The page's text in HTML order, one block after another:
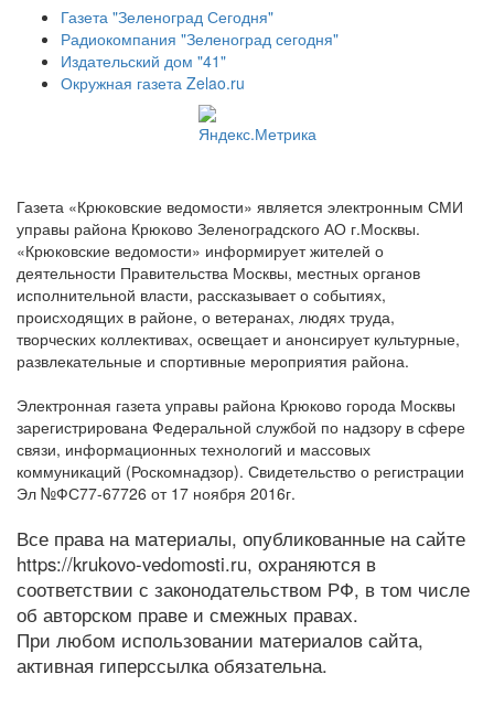
Газета "Зеленоград Сегодня"
Радиокомпания "Зеленоград сегодня"
Издательский дом "41"
Окружная газета Zelao.ru
Газета «Крюковские ведомости» является электронным СМИ
управы района Крюково Зеленоградского АО г.Москвы.
«Крюковские ведомости» информирует жителей о
деятельности Правительства Москвы, местных органов
исполнительной власти, рассказывает о событиях,
происходящих в районе, о ветеранах, людях труда,
творческих коллективах, освещает и анонсирует культурные,
развлекательные и спортивные мероприятия района.
Электронная газета управы района Крюково города Москвы
зарегистрирована Федеральной службой по надзору в сфере
связи, информационных технологий и массовых
коммуникаций (Роскомнадзор). Свидетельство о регистрации
Эл №ФС77-67726 от 17 ноября 2016г.
Все права на материалы, опубликованные на сайте
https://krukovo-vedomosti.ru, охраняются в
соответствии с законодательством РФ, в том числе
об авторском праве и смежных правах.
При любом использовании материалов сайта,
активная гиперссылка обязательна.